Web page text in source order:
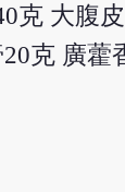
克 大腹
克 廣藿